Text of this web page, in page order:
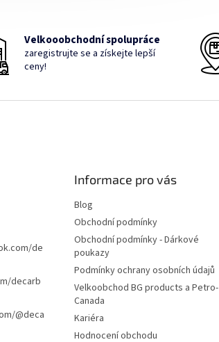
Velkooobchodní spolupráce
zaregistrujte se a získejte lepší
ceny!
de
decarb
@deca
Informace pro vás
Blog
Obchodní podmínky
Obchodní podmínky - Dárkové
poukazy
Podmínky ochrany osobních údajů
Velkoobchod BG products a Petro-
Canada
Kariéra
Hodnocení obchodu